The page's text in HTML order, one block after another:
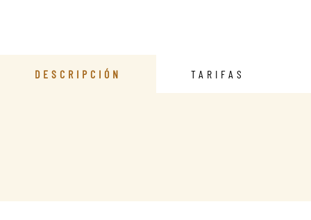
DESCRIPCIÓN TARIFAS